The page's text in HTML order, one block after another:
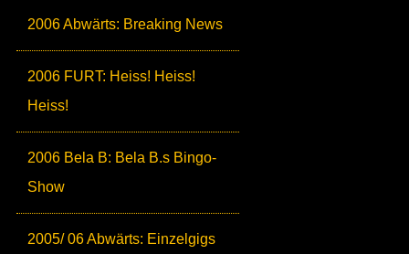
2006 Abwärts: Breaking News
2006 FURT: Heiss! Heiss!
Heiss!
2006 Bela B: Bela B.s Bingo-
Show
2005/ 06 Abwärts: Einzelgigs